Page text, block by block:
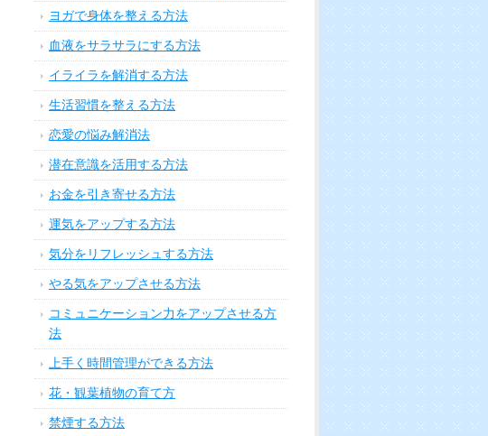
ヨガで身体を整える方法
血液をサラサラにする方法
イライラを解消する方法
生活習慣を整える方法
恋愛の悩み解消法
潜在意識を活用する方法
お金を引き寄せる方法
運気をアップする方法
気分をリフレッシュする方法
やる気をアップさせる方法
コミュニケーション力をアップさせる方
法
上手く時間管理ができる方法
花・観葉植物の育て方
禁煙する方法